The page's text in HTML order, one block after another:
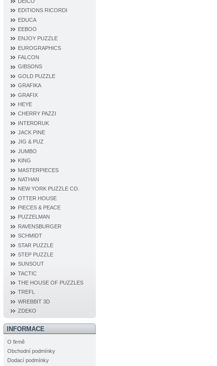
EDITIONS RICORDI
EDUCA
EEBOO
ENJOY PUZZLE
EUROGRAPHICS
FALCON
GIBSONS
GOLD PUZZLE
GRAFIKA
GRAFIX
HEYE
CHERRY PAZZI
INTERDRUK
JACK PINE
JIG & PUZ
JUMBO
KING
MASTERPIECES
NATHAN
NEW YORK PUZZLE CO.
OTTER HOUSE
PIECES & PEACE
PUZZELMAN
RAVENSBURGER
SCHMIDT
STAR PUZZLE
STEP PUZZLE
SUNSOUT
TACTIC
THE HOUSE OF PUZZLES
TREFL
WREBBIT 3D
ZDEKO
INFORMACE
O firmě
Obchodní podmínky
Dodací podmínky